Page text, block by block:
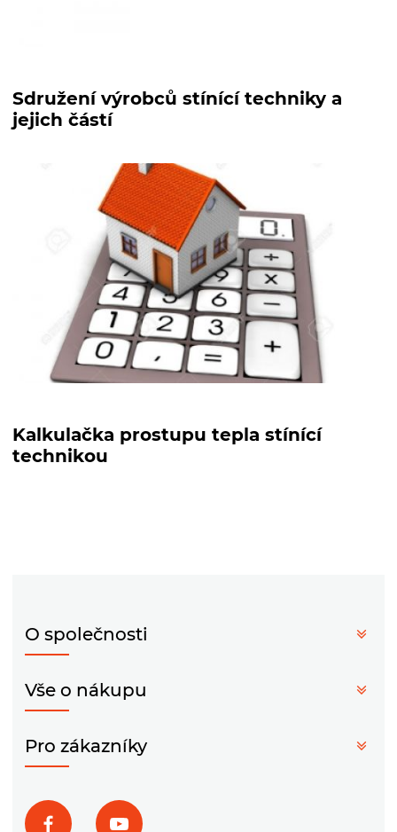
Sdružení výrobců stínící techniky a
jejich částí
Kalkulačka prostupu tepla stínící
technikou
O společnosti
Vše o nákupu
Pro zákazníky